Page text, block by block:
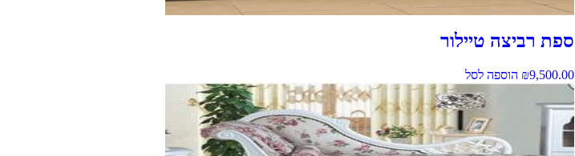
ספת רביצה טיילור
₪9,500.00 הוספה לסל